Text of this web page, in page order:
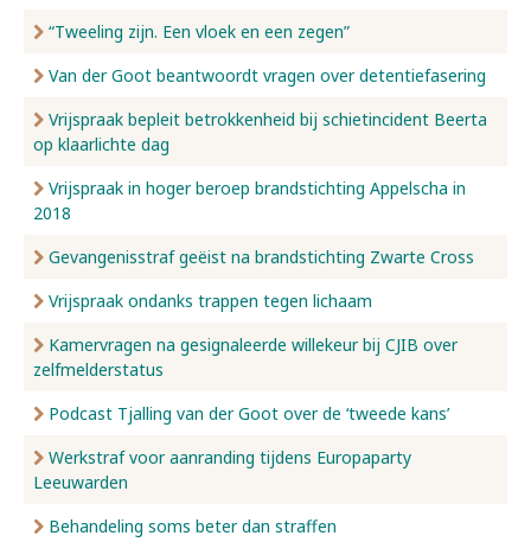
“Tweeling zijn. Een vloek en een zegen”
Van der Goot beantwoordt vragen over detentiefasering
Vrijspraak bepleit betrokkenheid bij schietincident Beerta
op klaarlichte dag
Vrijspraak in hoger beroep brandstichting Appelscha in
2018
Gevangenisstraf geëist na brandstichting Zwarte Cross
Vrijspraak ondanks trappen tegen lichaam
Kamervragen na gesignaleerde willekeur bij CJIB over
zelfmelderstatus
Podcast Tjalling van der Goot over de ‘tweede kans’
Werkstraf voor aanranding tijdens Europaparty
Leeuwarden
Behandeling soms beter dan straffen